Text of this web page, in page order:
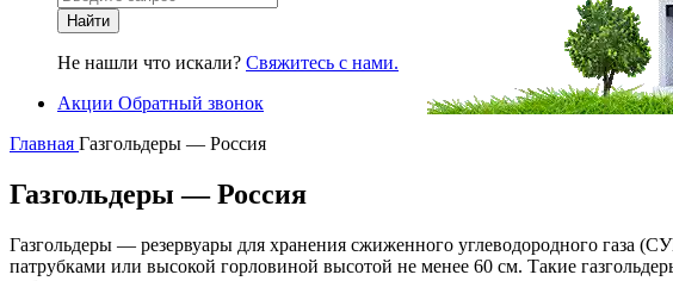
Не нашли что искали? Свяжитесь с нами.
Акции Обратный звонок
Главная Газгольдеры — Россия
Газгольдеры — Россия
Газгольдеры — резервуары для хранения сжиженного углеводородного газа
патрубками или высокой горловиной высотой не менее 60 см. Такие